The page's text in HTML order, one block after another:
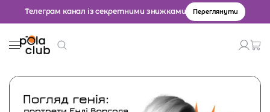
Телеграм канал із секретними знижками Переглянути
Товари
Введіть значення для пошуку.